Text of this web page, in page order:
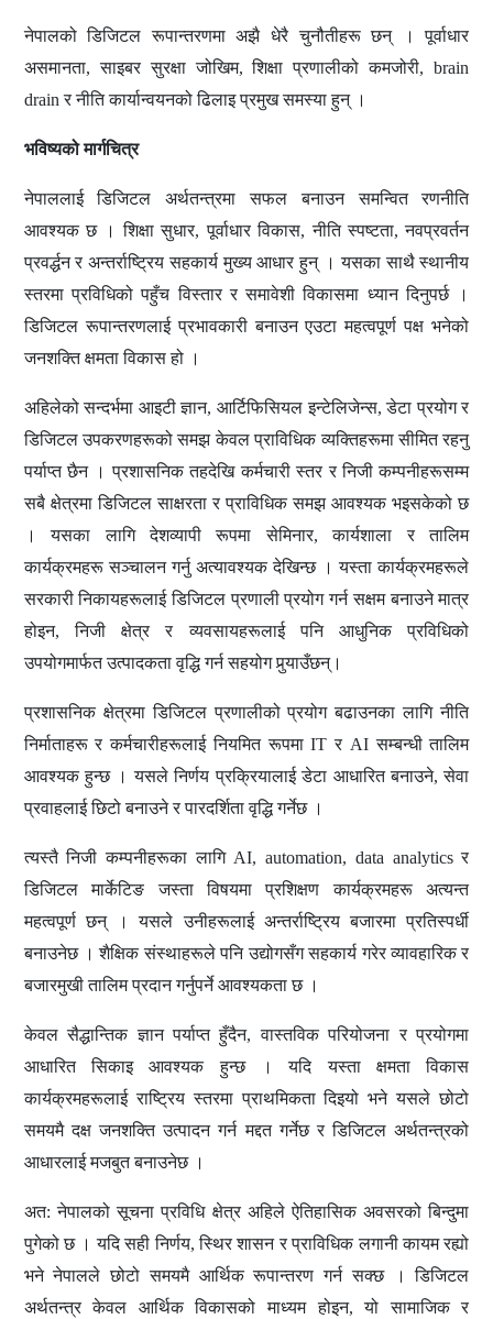
नेपालको डिजिटल रूपान्तरणमा अझै धेरै चुनौतीहरू छन् । पूर्वाधार
असमानता, साइबर सुरक्षा जोखिम, शिक्षा प्रणालीको कमजोरी, brain
drain र नीति कार्यान्वयनको ढिलाइ प्रमुख समस्या हुन् ।
भविष्यको मार्गचित्र
नेपाललाई डिजिटल अर्थतन्त्रमा सफल बनाउन समन्वित रणनीति
आवश्यक छ । शिक्षा सुधार, पूर्वाधार विकास, नीति स्पष्टता, नवप्रवर्तन
प्रवर्द्धन र अन्तर्राष्ट्रिय सहकार्य मुख्य आधार हुन् । यसका साथै स्थानीय
स्तरमा प्रविधिको पहुँच विस्तार र समावेशी विकासमा ध्यान दिनुपर्छ ।
डिजिटल रूपान्तरणलाई प्रभावकारी बनाउन एउटा महत्वपूर्ण पक्ष भनेको
जनशक्ति क्षमता विकास हो ।
अहिलेको सन्दर्भमा आइटीज्ञान, आर्टिफिसियल इन्टेलिजेन्स, डेटा प्रयोग र
डिजिटल उपकरणहरूको समझ केवल प्राविधिक व्यक्तिहरूमा सीमित रहनु
पर्याप्त छैन । प्रशासनिक तहदेखि कर्मचारी स्तर र निजी कम्पनीहरूसम्म
सबै क्षेत्रमा डिजिटल साक्षरता र प्राविधिक समझ आवश्यक भइसकेको छ
। यसका लागि देशव्यापी रूपमा सेमिनार, कार्यशाला र तालिम
कार्यक्रमहरू सञ्चालन गर्नु अत्यावश्यक देखिन्छ । यस्ता कार्यक्रमहरूले
सरकारी निकायहरूलाई डिजिटल प्रणाली प्रयोग गर्न सक्षम बनाउने मात्र
होइन, निजी क्षेत्र र व्यवसायहरूलाई पनि आधुनिक प्रविधिको
उपयोगमार्फत उत्पादकता वृद्धि गर्न सहयोग पुर्‍याउँछन्।
प्रशासनिक क्षेत्रमा डिजिटल प्रणालीको प्रयोग बढाउनका लागि नीति
निर्माताहरू र कर्मचारीहरूलाई नियमित रूपमा IT र AI सम्बन्धी तालिम
आवश्यक हुन्छ । यसले निर्णय प्रक्रियालाई डेटा आधारित बनाउने, सेवा
प्रवाहलाई छिटो बनाउने र पारदर्शिता वृद्धि गर्नेछ ।
त्यस्तै निजी कम्पनीहरूका लागि AI, automation, data analytics र
डिजिटल मार्केटिङ जस्ता विषयमा प्रशिक्षण कार्यक्रमहरू अत्यन्त
महत्वपूर्ण छन् । यसले उनीहरूलाई अन्तर्राष्ट्रिय बजारमा प्रतिस्पर्धी
बनाउनेछ । शैक्षिक संस्थाहरूले पनि उद्योगसँग सहकार्य गरेर व्यावहारिक र
बजारमुखी तालिम प्रदान गर्नुपर्ने आवश्यकता छ ।
केवल सैद्धान्तिक ज्ञान पर्याप्त हुँदैन, वास्तविक परियोजना र प्रयोगमा
आधारित सिकाइ आवश्यक हुन्छ । यदि यस्ता क्षमता विकास
कार्यक्रमहरूलाई राष्ट्रिय स्तरमा प्राथमिकता दिइयो भने यसले छोटो
समयमै दक्ष जनशक्ति उत्पादन गर्न मद्दत गर्नेछ र डिजिटल अर्थतन्त्रको
आधारलाई मजबुत बनाउनेछ ।
अत:नेपालको सूचना प्रविधि क्षेत्र अहिले ऐतिहासिक अवसरको बिन्दुमा
पुगेको छ । यदि सही निर्णय, स्थिर शासन र प्राविधिक लगानी कायम रह्यो
भने नेपालले छोटो समयमै आर्थिक रूपान्तरण गर्न सक्छ । डिजिटल
अर्थतन्त्र केवल आर्थिक विकासको माध्यम होइन, यो सामाजिक र